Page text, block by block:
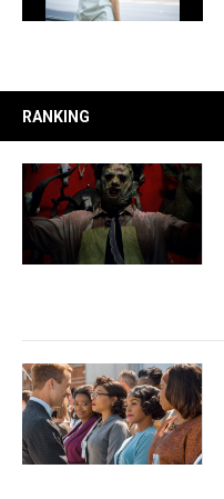
RANKING